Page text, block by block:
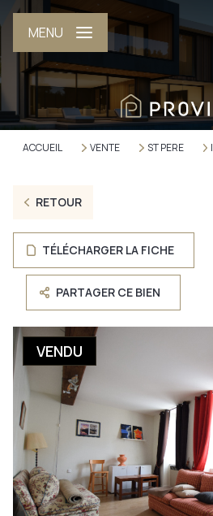
MENU
ACCUEIL VENTE ST PERE
RETOUR
TÉLÉCHARGER LA FICHE
PARTAGER CE BIEN
VENDU